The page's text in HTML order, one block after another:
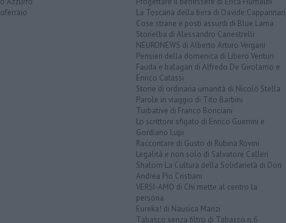
La Toscana della birra di Davide Cappannari
Cose strane e posti assurdi di Blue Lama
Storielba di Alessandro Canestrelli
NEURONEWS di Alberto Arturo Vergani
Pensieri della domenica di Libero Venturi
Fauda e balagan di Alfredo De Girolamo e
Enrico Catassi
Storie di ordinaria umanità di Nicolò Stella
Parole in viaggio di Tito Barbini
Turbative di Franco Bonciani
Lo scrittore sfigato di Enrico Guerrini e
Gordiano Lupi
Raccontare di Gusto di Rubina Rovini
Legalità e non solo di Salvatore Calleri
Shalom La Cultura della Solidarietà di Don
Andrea Pio Cristiani
VERSI-AMO di Chi mette al centro la
persona
Eureka! di Nausica Manzi
Tabasco senza filtro di Tabasco n.6